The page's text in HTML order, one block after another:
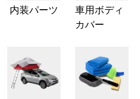
内装パーツ
車用ボディ
カバー